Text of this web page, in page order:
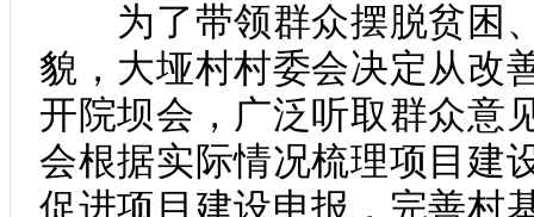
为了带领群众摆脱贫困
貌，大垭村村委会决定从改
开院坝会，广泛听取群众意
会根据实际情况梳理项目建
促进项目建设申报，完善村